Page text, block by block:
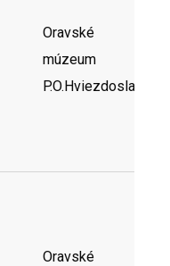
Oravské
múzeum
P.O.Hviezdoslava
Oravské